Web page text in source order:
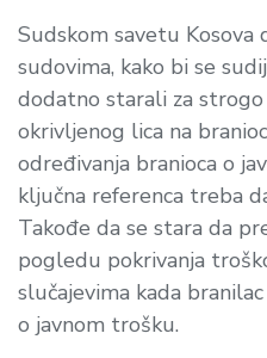
Sudskom savetu
sudovima, kako bi se
dodatno starali za
okrivljenog lica na
određivanja branioca o
ključna referenca treba
Takođe da se stara da
pogledu pokrivanja
slučajevima kada
o javnom trošku.